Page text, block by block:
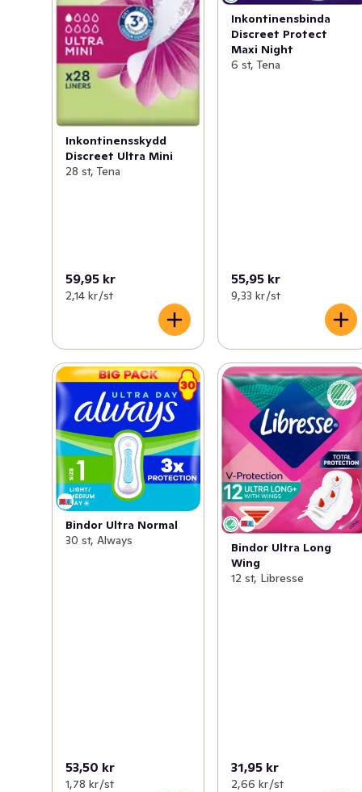
Inkontinensskydd
Discreet Ultra Mini
28 st, Tena
59,95 kr
2,14 kr /st
Inkontinensbinda
Discreet Protect
Maxi Night
6 st, Tena
55,95 kr
9,33 kr /st
Bindor Ultra Normal
30 st, Always
53,50 kr
1,78 kr /st
Bindor Ultra Long
Wing
12 st, Libresse
31,95 kr
2,66 kr /st